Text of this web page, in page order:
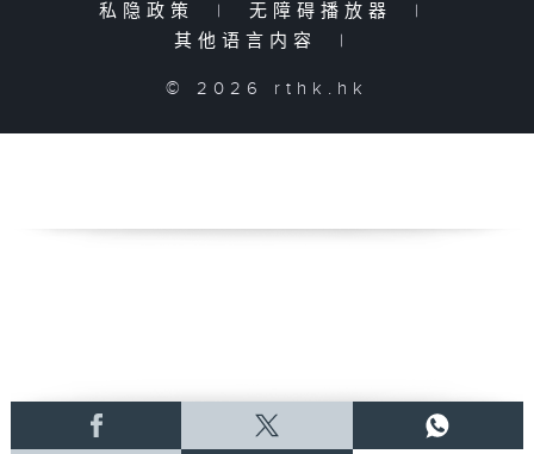
私隐政策
| 无障碍播放器
|
其他语言内容
|
© 2026 rthk.hk